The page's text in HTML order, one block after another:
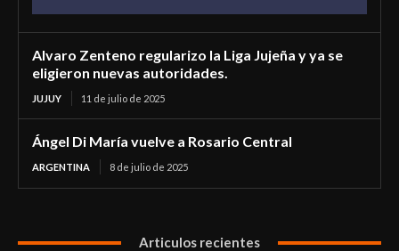
Alvaro Zenteno regularizo la Liga Jujeña y ya se
eligieron nuevas autoridades.
JUJUY 11 de julio de 2025
Ángel Di María vuelve a Rosario Central
ARGENTINA 8 de julio de 2025
Articulos recientes